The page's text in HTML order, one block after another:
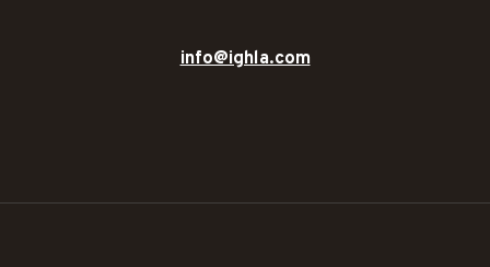
info@ighla.com